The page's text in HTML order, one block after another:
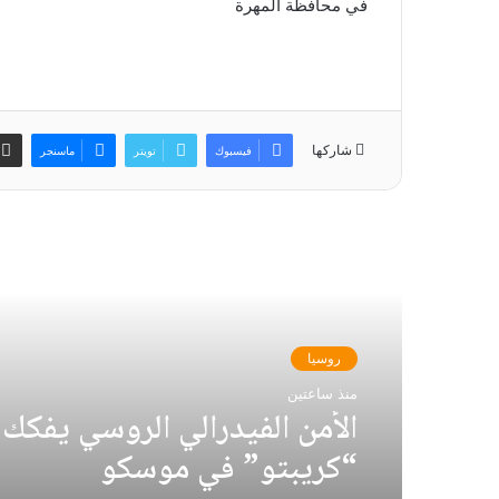
في محافظة المهرة
شاركها فيسبوك تويتر ماسنجر
روسيا
منذ ساعتين
لبنان
منذ ساعتين
قبلان للرئيس: اربح كل